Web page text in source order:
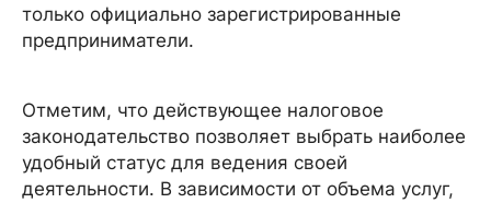
только официально зарегистрированные
предприниматели.
Отметим, что действующее налоговое
законодательство позволяет выбрать наиболее
удобный статус для ведения своей
деятельности. В зависимости от объема услуг,